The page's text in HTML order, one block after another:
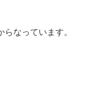
なっています。